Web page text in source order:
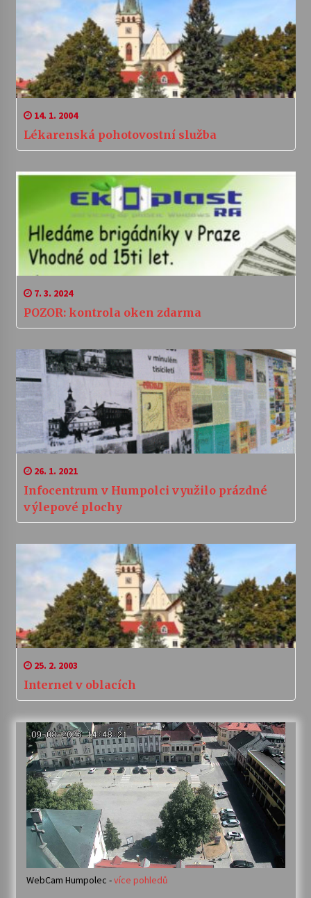
14. 1. 2004
Lékarenská pohotovostní služba
7. 3. 2024
POZOR: kontrola oken zdarma
26. 1. 2021
Infocentrum v Humpolci využilo prázdné
výlepové plochy
25. 2. 2003
Internet v oblacích
WebCam Humpolec -více pohledů